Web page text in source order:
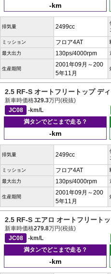
-km
排気量 2499cc
ミッション フロア4AT
最大出力 130ps/4000rpm
生産期間
2001年09月～200
5年11月
2.5 RF-S オートフリートップ デ
新車時価格329.3万円(税抜)
JC08
-km/L
満タンでどこまで走る？
-km
排気量 2499cc
ミッション フロア4AT
最大出力 130ps/4000rpm
生産期間
2001年09月～200
5年11月
2.5 RF-S エアロ オートフリート
新車時価格279.8万円(税抜)
JC08
-km/L
満タンでどこまで走る？
-km